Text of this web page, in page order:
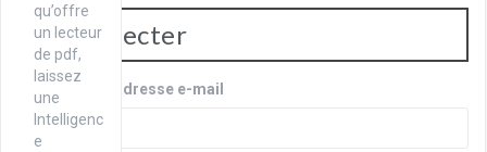
qu’offre
un lecteur
de pdf,
laissez
une
Intelligenc
e
Se connecter
Identifiant ou adresse e-mail